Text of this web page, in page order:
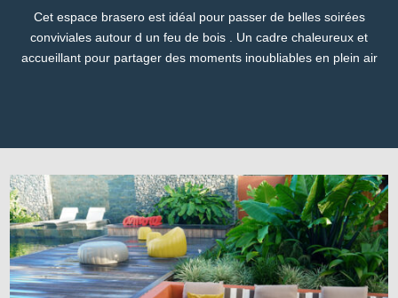
Cet espace brasero est idéal pour passer de belles soirées
conviviales autour d un feu de bois . Un cadre chaleureux et
accueillant pour partager des moments inoubliables en plein air